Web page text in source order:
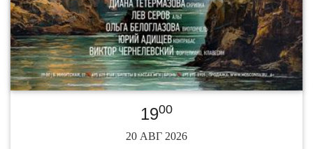
1900
20 АВГ 2026